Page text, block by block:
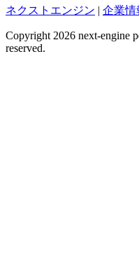
ネクストエンジン | 企業情
Copyright 2026 next-engine
reserved.